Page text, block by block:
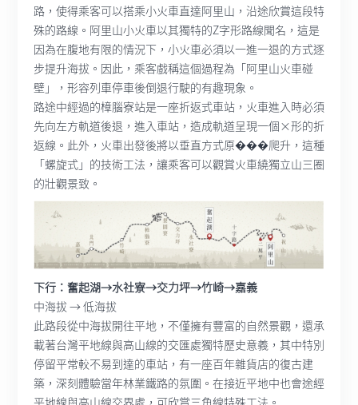
路，使得乘客可以搭乘小火車直達阿里山，沿途欣賞這段特
殊的路線。阿里山小火車以其獨特的Z字形路線聞名，這是
因為在腹地有限的情況下，小火車必須以一進一退的方式逐
步提升海拔。因此，乘客戲稱這個過程為「阿里山火車碰
壁」，形容列車停車後倒退行駛的有趣現象。
路途中經過的樟腦寮站是一座折返式車站，火車進入時必須
先向左方軌道後退，進入車站，造成軌道呈現一個×形的折
返線。此外，火車出發後將以垂直方式原���爬升，這種
「螺旋式」的技術工法，讓乘客可以觀賞火車繞獨立山三圈
的壯觀景致。
下行：奮起湖→水社寮→交力坪→竹崎→嘉義
中海拔 → 低海拔
此路段從中海拔開往平地，不僅擁有豐富的自然景觀，還承
載著台灣平地線與高山線的交匯處獨特歷史意義，其中特別
停留平常較不易到達的車站，有一座百年雜貨店的復古建
築，深刻體驗當年林業鐵路的氛圍。在接近平地中也會途經
平地線與高山線交界處，可欣賞三角線特殊工法。